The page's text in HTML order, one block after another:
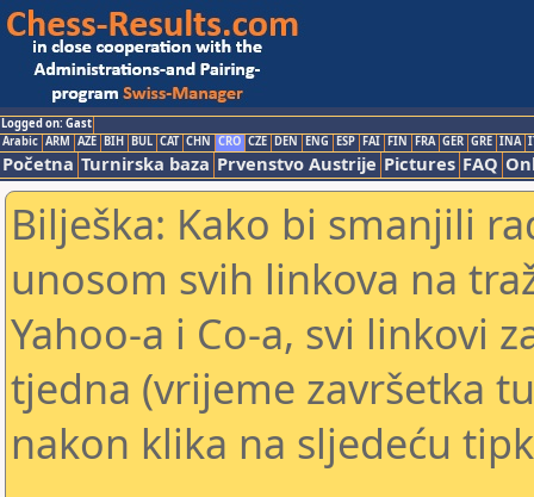
Logged on: Gast
Arabic ARM AZE BIH BUL CAT CHN CRO CZE DEN ENG ESP FAI FIN FRA GER GRE INA
Početna Turnirska baza Prvenstvo Austrije Pictures FAQ
Bilješka: Kako bi smanjili
unosom svih linkova na
Yahoo-a i Co-a, svi linkovi
tjedna (vrijeme završetka
nakon klika na sljedeću